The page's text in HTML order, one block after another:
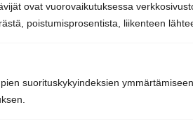
ovat vuorovaikutuksessa
poistumisprosentista, liikenteen
suorituskykyindeksien
tai sopimuksen mukaan.